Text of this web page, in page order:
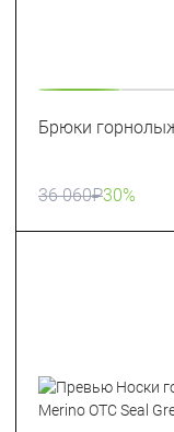
Брюки
36 060₽30%